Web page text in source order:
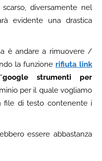
diversamente nel
evidente una drastica
è andare a rimuovere /
la funzione rifiuta link
google strumenti per
per il quale vogliamo
file di testo contenente i
essere abbastanza